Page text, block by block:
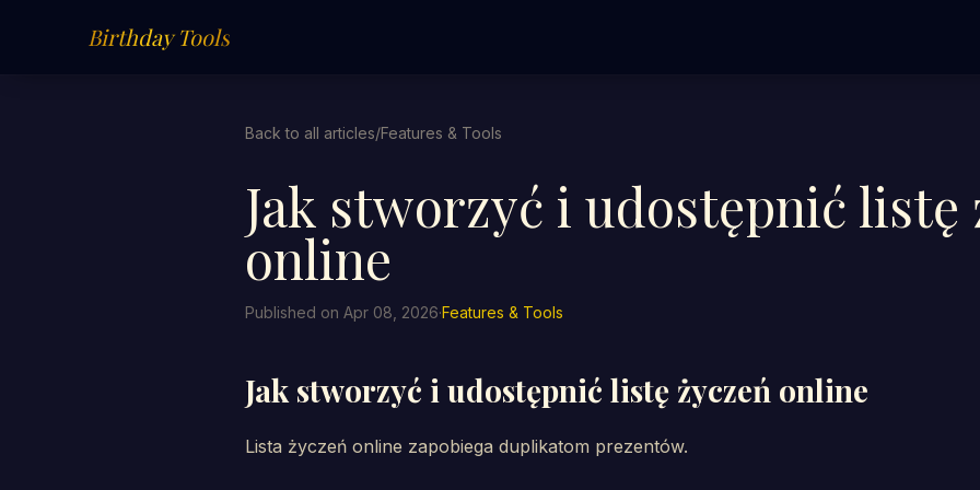
Birthday Tools
Back to all articles/Features & Tools
Jak stworzyć i udostępnić listę
online
Published on Apr 08, 2026·Features & Tools
Jak stworzyć i udostępnić listę życzeń online
Lista życzeń online zapobiega duplikatom prezentów.